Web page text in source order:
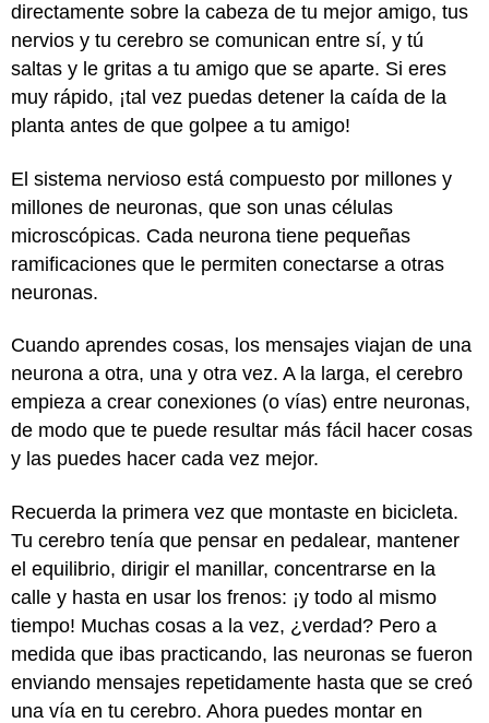
directamente sobre la cabeza de tu mejor amigo, tus
nervios y tu cerebro se comunican entre sí, y tú
saltas y le gritas a tu amigo que se aparte. Si eres
muy rápido, ¡tal vez puedas detener la caída de la
planta antes de que golpee a tu amigo!
El sistema nervioso está compuesto por millones y
millones de neuronas, que son unas células
microscópicas. Cada neurona tiene pequeñas
ramificaciones que le permiten conectarse a otras
neuronas.
Cuando aprendes cosas, los mensajes viajan de una
neurona a otra, una y otra vez. A la larga, el cerebro
empieza a crear conexiones (o vías) entre neuronas,
de modo que te puede resultar más fácil hacer cosas
y las puedes hacer cada vez mejor.
Recuerda la primera vez que montaste en bicicleta.
Tu cerebro tenía que pensar en pedalear, mantener
el equilibrio, dirigir el manillar, concentrarse en la
calle y hasta en usar los frenos: ¡y todo al mismo
tiempo! Muchas cosas a la vez, ¿verdad? Pero a
medida que ibas practicando, las neuronas se fueron
enviando mensajes repetidamente hasta que se creó
una vía en tu cerebro. Ahora puedes montar en